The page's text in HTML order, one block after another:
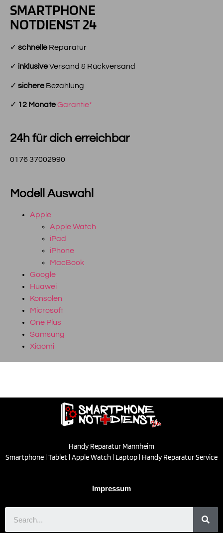
SMARTPHONE
NOTDIENST 24
✓ schnelle Reparatur
✓ inklusiveVersand & Rückversand
✓ sichere Bezahlung
✓ 12 MonateGarantie*
24h für dich erreichbar
0176 37002990
Modell Auswahl
Apple
Apple Watch
iPad
iPhone
MacBook
Google
Huawei
Konsolen
Microsoft
One Plus
Samsung
Xiaomi
Handy Reparatur Mannheim
Smartphone | Tablet | Apple Watch | Laptop | Handy Reparatur Service
Impressum